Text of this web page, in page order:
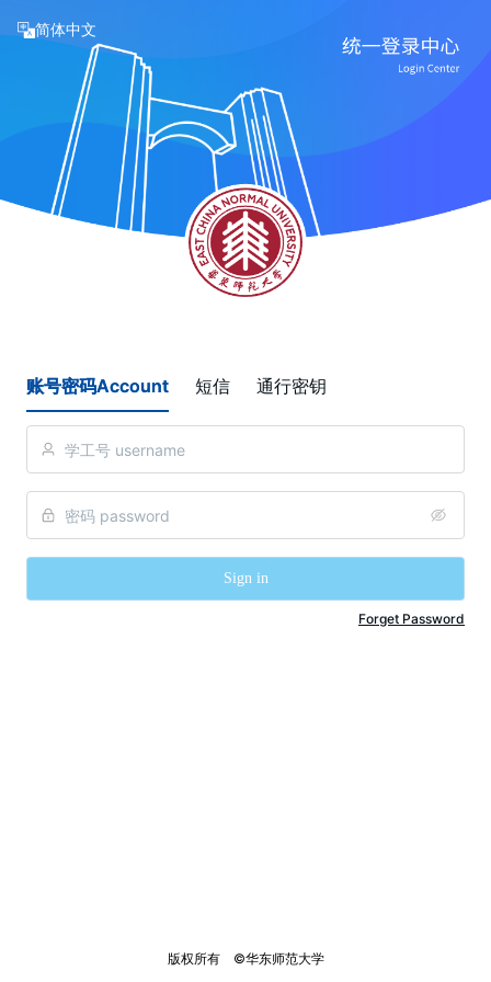
简体中文
账号密码Account 短信 通行密钥
Sign in
Forget Password
版权所有    ©华东师范大学